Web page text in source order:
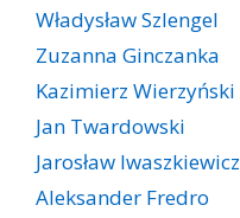
Władysław Szlengel
Zuzanna Ginczanka
Kazimierz Wierzyński
Jan Twardowski
Jarosław Iwaszkiewicz
Aleksander Fredro